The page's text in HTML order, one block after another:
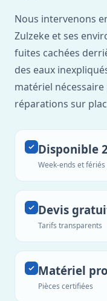
Nous intervenons
Zulzeke et ses
fuites cachées
des eaux
matériel
réparations sur
Disponible
Week-ends et fériés
Devis
Tarifs transparents
Matériel pro
Pièces certifiées